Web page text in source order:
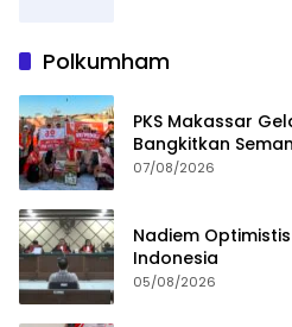
Polkumham
PKS Makassar
Bangkitkan
Tallo
07/08/2026
Nadiem
Indonesia
05/08/2026